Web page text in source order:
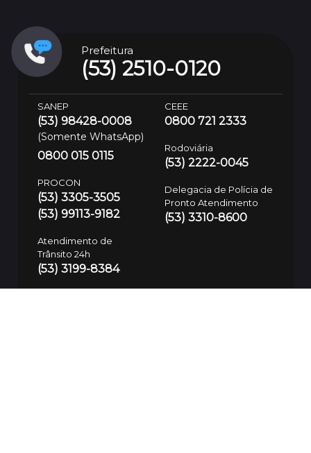
Prefeitura
(53) 2510-0120
SANEP
(53) 98428-0008
(Somente WhatsApp)
0800 015 0115
PROCON
(53) 3305-3505
(53) 99113-9182
Atendimento de
Trânsito 24h
(53) 3199-8384
CEEE
0800 721 2333
Rodoviária
(53) 2222-0045
Delegacia de Polícia de
Pronto Atendimento
(53) 3310-8600